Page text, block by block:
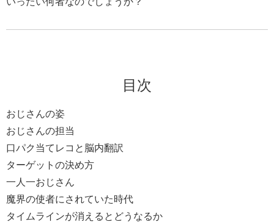
目次
おじさんの姿
おじさんの担当
口パク当てレコと脳内翻訳
ターゲットの決め方
一人一おじさん
魔界の使者にされていた時代
タイムラインが消えるとどうなるか